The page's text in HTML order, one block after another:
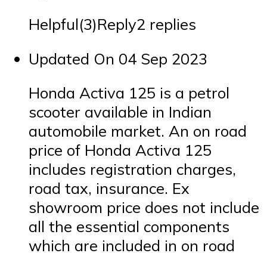
Helpful(3)Reply2 replies
Updated On 04 Sep 2023
Honda Activa 125 is a petrol
scooter available in Indian
automobile market. An on road
price of Honda Activa 125
includes registration charges,
road tax, insurance. Ex
showroom price does not include
all the essential components
which are included in on road